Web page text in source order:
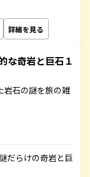
詳細を見る
奇岩と巨石１
岩石の謎を旅の雑
だらけの奇岩と巨